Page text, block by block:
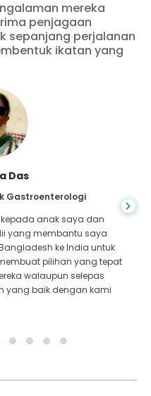
mereka
penjagaan
sepanjang perjalanan
ikatan yang
Das
Gastroenterologi
anak saya dan
yang membantu saya
ke India untuk
pilihan yang tepat
walaupun selepas
yang baik dengan kami